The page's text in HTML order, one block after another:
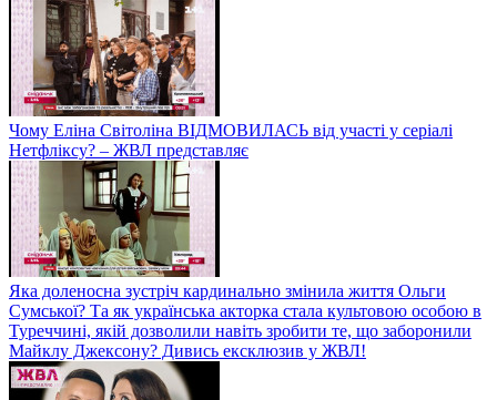
Чому Еліна Світоліна ВІДМОВИЛАСЬ від участі у серіалі
Нетфліксу? – ЖВЛ представляє
Яка доленосна зустріч кардинально змінила життя Ольги
Сумської? Та як українська акторка стала культовою особою в
Туреччині, якій дозволили навіть зробити те, що заборонили
Майклу Джексону? Дивись ексклюзив у ЖВЛ!